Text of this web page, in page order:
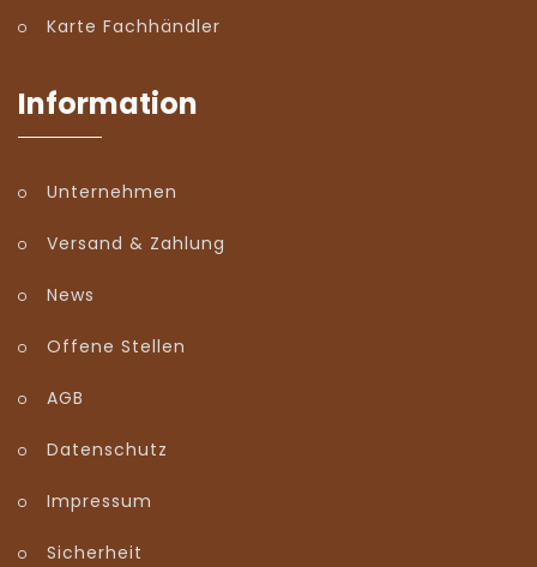
Karte Fachhändler
Information
Unternehmen
Versand & Zahlung
News
Offene Stellen
AGB
Datenschutz
Impressum
Sicherheit